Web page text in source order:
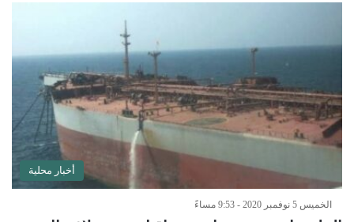
أخبار محلية
الخميس 5 نوفمبر 2020 - 9:53 مساءً